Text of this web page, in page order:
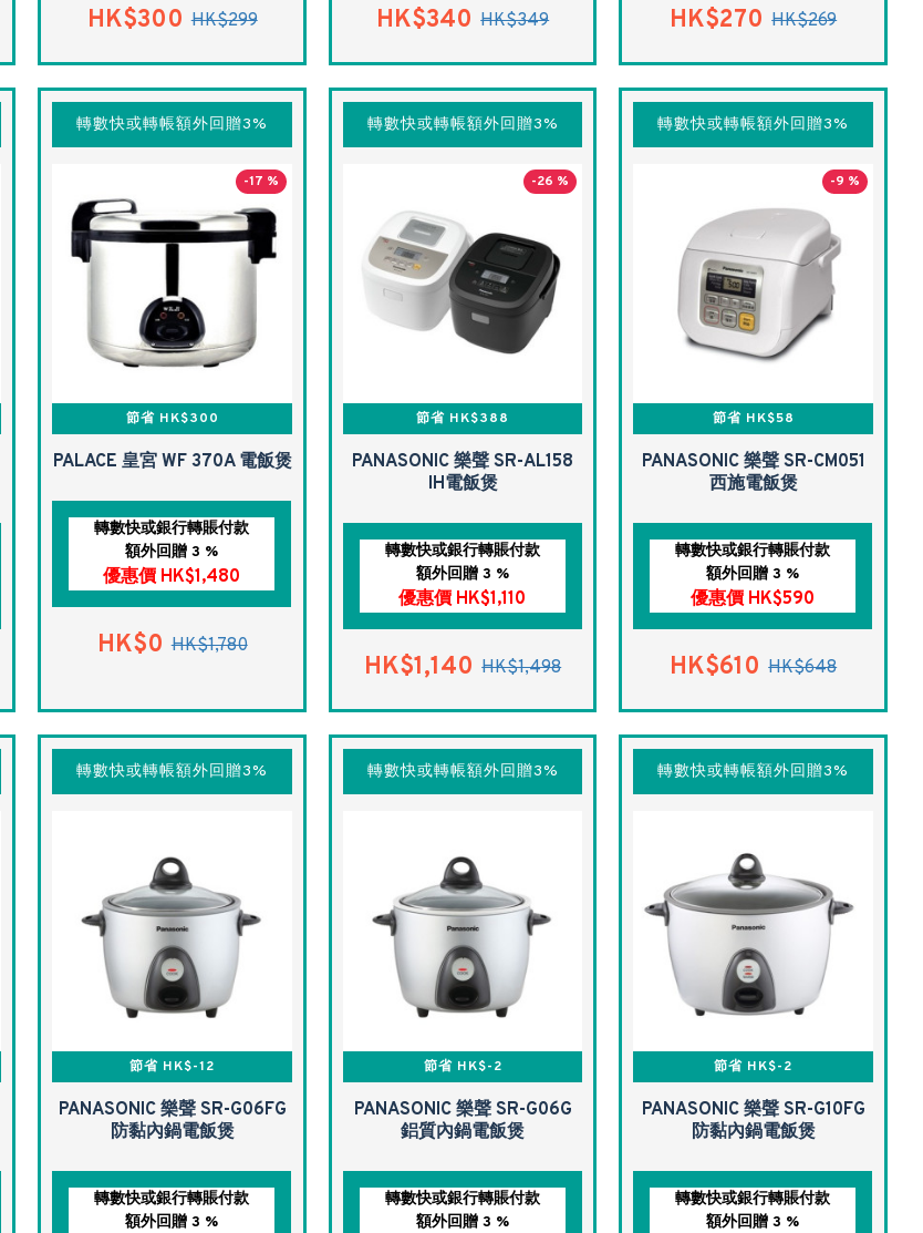
HK$300 HK$299 HK$340 HK$349 HK$270 HK$269
轉數快或轉帳額外回贈3%
-17 %
節省 HK$300
PALACE 皇宮 WF 370A 電飯煲
轉數快或銀行轉賬付款
額外回贈 3 %
優惠價 HK$1,480
HK$0 HK$1,780
轉數快或轉帳額外回贈3%
-26 %
節省 HK$388
PANASONIC 樂聲 SR-AL158
IH電飯煲
轉數快或銀行轉賬付款
額外回贈 3 %
優惠價 HK$1,110
HK$1,140 HK$1,498
轉數快或轉帳額外回贈3%
-9 %
節省 HK$58
PANASONIC 樂聲 SR-CM051
西施電飯煲
轉數快或銀行轉賬付款
額外回贈 3 %
優惠價 HK$590
HK$610 HK$648
轉數快或轉帳額外回贈3%
節省 HK$-12
PANASONIC 樂聲 SR-G06FG
防黏內鍋電飯煲
轉數快或銀行轉賬付款
額外回贈 3 %
轉數快或轉帳額外回贈3%
節省 HK$-2
PANASONIC 樂聲 SR-G06G
鋁質內鍋電飯煲
轉數快或銀行轉賬付款
額外回贈 3 %
轉數快或轉帳額外回贈3%
節省 HK$-2
PANASONIC 樂聲 SR-G10FG
防黏內鍋電飯煲
轉數快或銀行轉賬付款
額外回贈 3 %